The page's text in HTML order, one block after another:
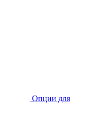
Опции для